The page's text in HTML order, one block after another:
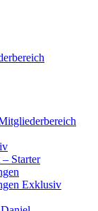
Starter
Exklusiv